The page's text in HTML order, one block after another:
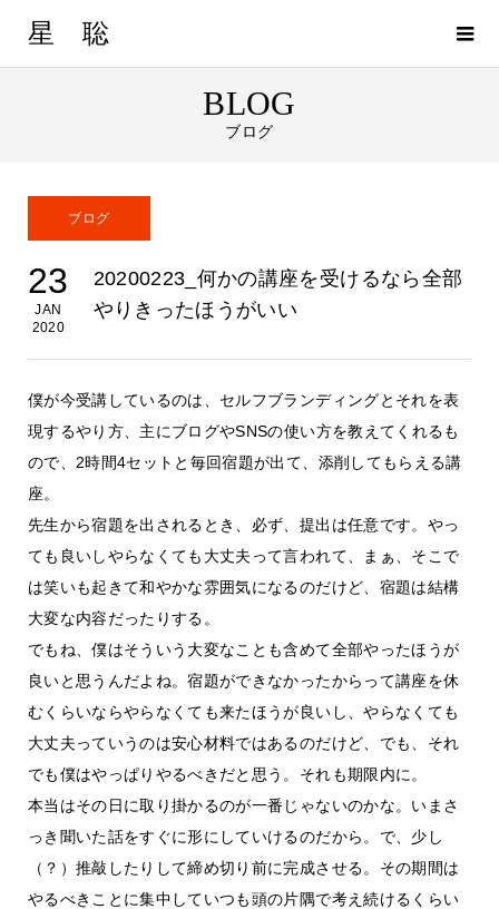
星 聡
BLOG
ブログ
ブログ
23
JAN
2020
20200223_何かの講座を受けるなら全部
やりきったほうがいい
僕が今受講しているのは、セルフブランディングとそれを表
現するやり方、主にブログやSNSの使い方を教えてくれるも
ので、2時間4セットと毎回宿題が出て、添削してもらえる講
座。
先生から宿題を出されるとき、必ず、提出は任意です。やっ
ても良いしやらなくても大丈夫って言われて、まぁ、そこで
は笑いも起きて和やかな雰囲気になるのだけど、宿題は結構
大変な内容だったりする。
でもね、僕はそういう大変なことも含めて全部やったほうが
良いと思うんだよね。宿題ができなかったからって講座を休
むくらいならやらなくても来たほうが良いし、やらなくても
大丈夫っていうのは安心材料ではあるのだけど、でも、それ
でも僕はやっぱりやるべきだと思う。それも期限内に。
本当はその日に取り掛かるのが一番じゃないのかな。いまさ
っき聞いた話をすぐに形にしていけるのだから。で、少し
（？）推敲したりして締め切り前に完成させる。その期間は
やるべきことに集中していつも頭の片隅で考え続けるくらい